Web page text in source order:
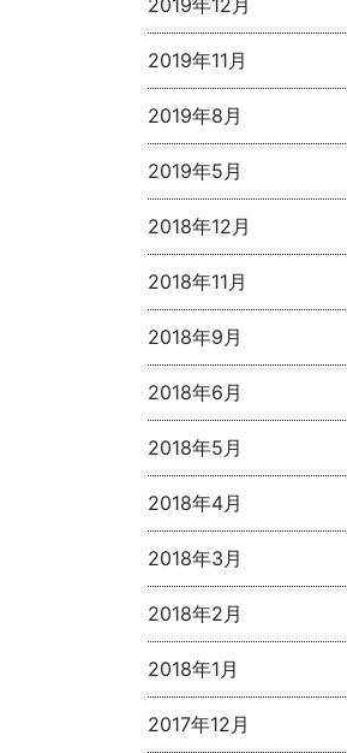
2019年12月
2019年11月
2019年8月
2019年5月
2018年12月
2018年11月
2018年9月
2018年6月
2018年5月
2018年4月
2018年3月
2018年2月
2018年1月
2017年12月